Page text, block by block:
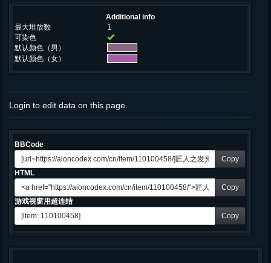
Additional info
最大堆放数
1
可染色
默认颜色（男）
默认颜色（女）
Login to edit data on this page.
BBCode
Copy
HTML
Copy
游戏视窗用超连结
Copy